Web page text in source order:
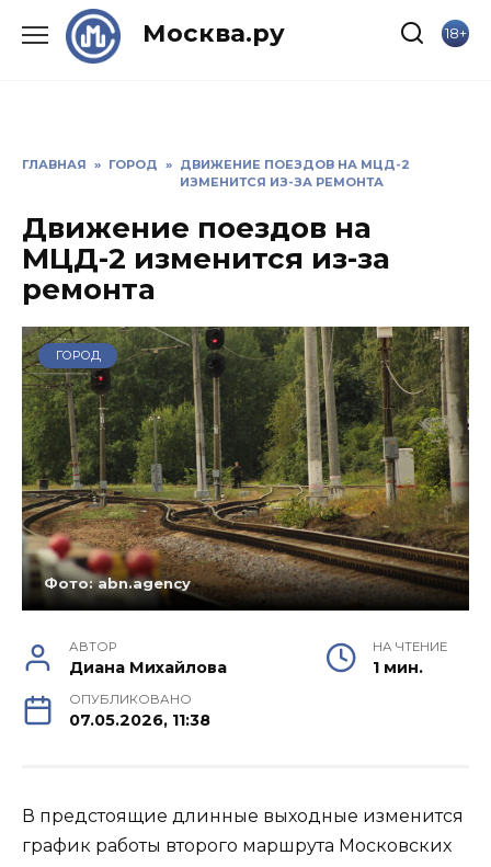
Москва.ру 18+
ГЛАВНАЯ » ГОРОД » ДВИЖЕНИЕ ПОЕЗДОВ НА МЦД-2
ИЗМЕНИТСЯ ИЗ-ЗА РЕМОНТА
Движение поездов на
МЦД-2 изменится из-за
ремонта
ГОРОД
Фото: abn.agency
АВТОР
Диана Михайлова
НА ЧТЕНИЕ
1 мин.
ОПУБЛИКОВАНО
07.05.2026, 11:38
В предстоящие длинные выходные изменится
график работы второго маршрута Московских